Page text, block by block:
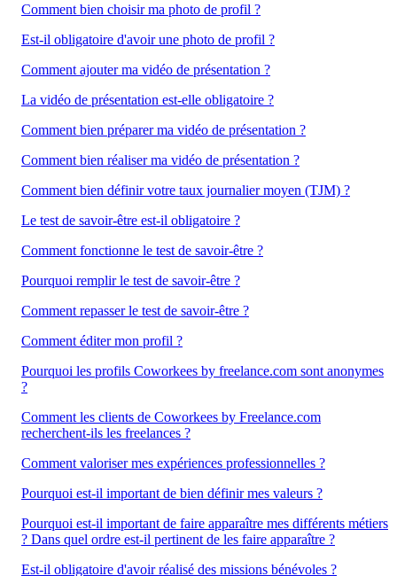
Comment bien choisir ma photo de profil ?
Est-il obligatoire d'avoir une photo de profil ?
Comment ajouter ma vidéo de présentation ?
La vidéo de présentation est-elle obligatoire ?
Comment bien préparer ma vidéo de présentation ?
Comment bien réaliser ma vidéo de présentation ?
Comment bien définir votre taux journalier moyen (TJM) ?
Le test de savoir-être est-il obligatoire ?
Comment fonctionne le test de savoir-être ?
Pourquoi remplir le test de savoir-être ?
Comment repasser le test de savoir-être ?
Comment éditer mon profil ?
Pourquoi les profils Coworkees by freelance.com sont anonymes
?
Comment les clients de Coworkees by Freelance.com
recherchent-ils les freelances ?
Comment valoriser mes expériences professionnelles ?
Pourquoi est-il important de bien définir mes valeurs ?
Pourquoi est-il important de faire apparaître mes différents métiers
? Dans quel ordre est-il pertinent de les faire apparaître ?
Est-il obligatoire d'avoir réalisé des missions bénévoles ?